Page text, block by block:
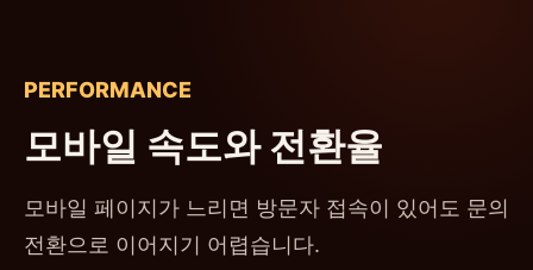
PERFORMANCE
모바일 속도와 전환율
모바일 페이지가 느리면 방문자 접속이 있어도 문의
전환으로 이어지기 어렵습니다.